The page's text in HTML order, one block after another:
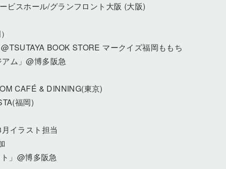
ビスホール/グランフロント大阪 (大阪)
BOOK STORE マークイズ福岡ももち
ム」@博多阪急
CAFÉ & DINNING(東京)
福岡)
イラスト担当
」@博多阪急